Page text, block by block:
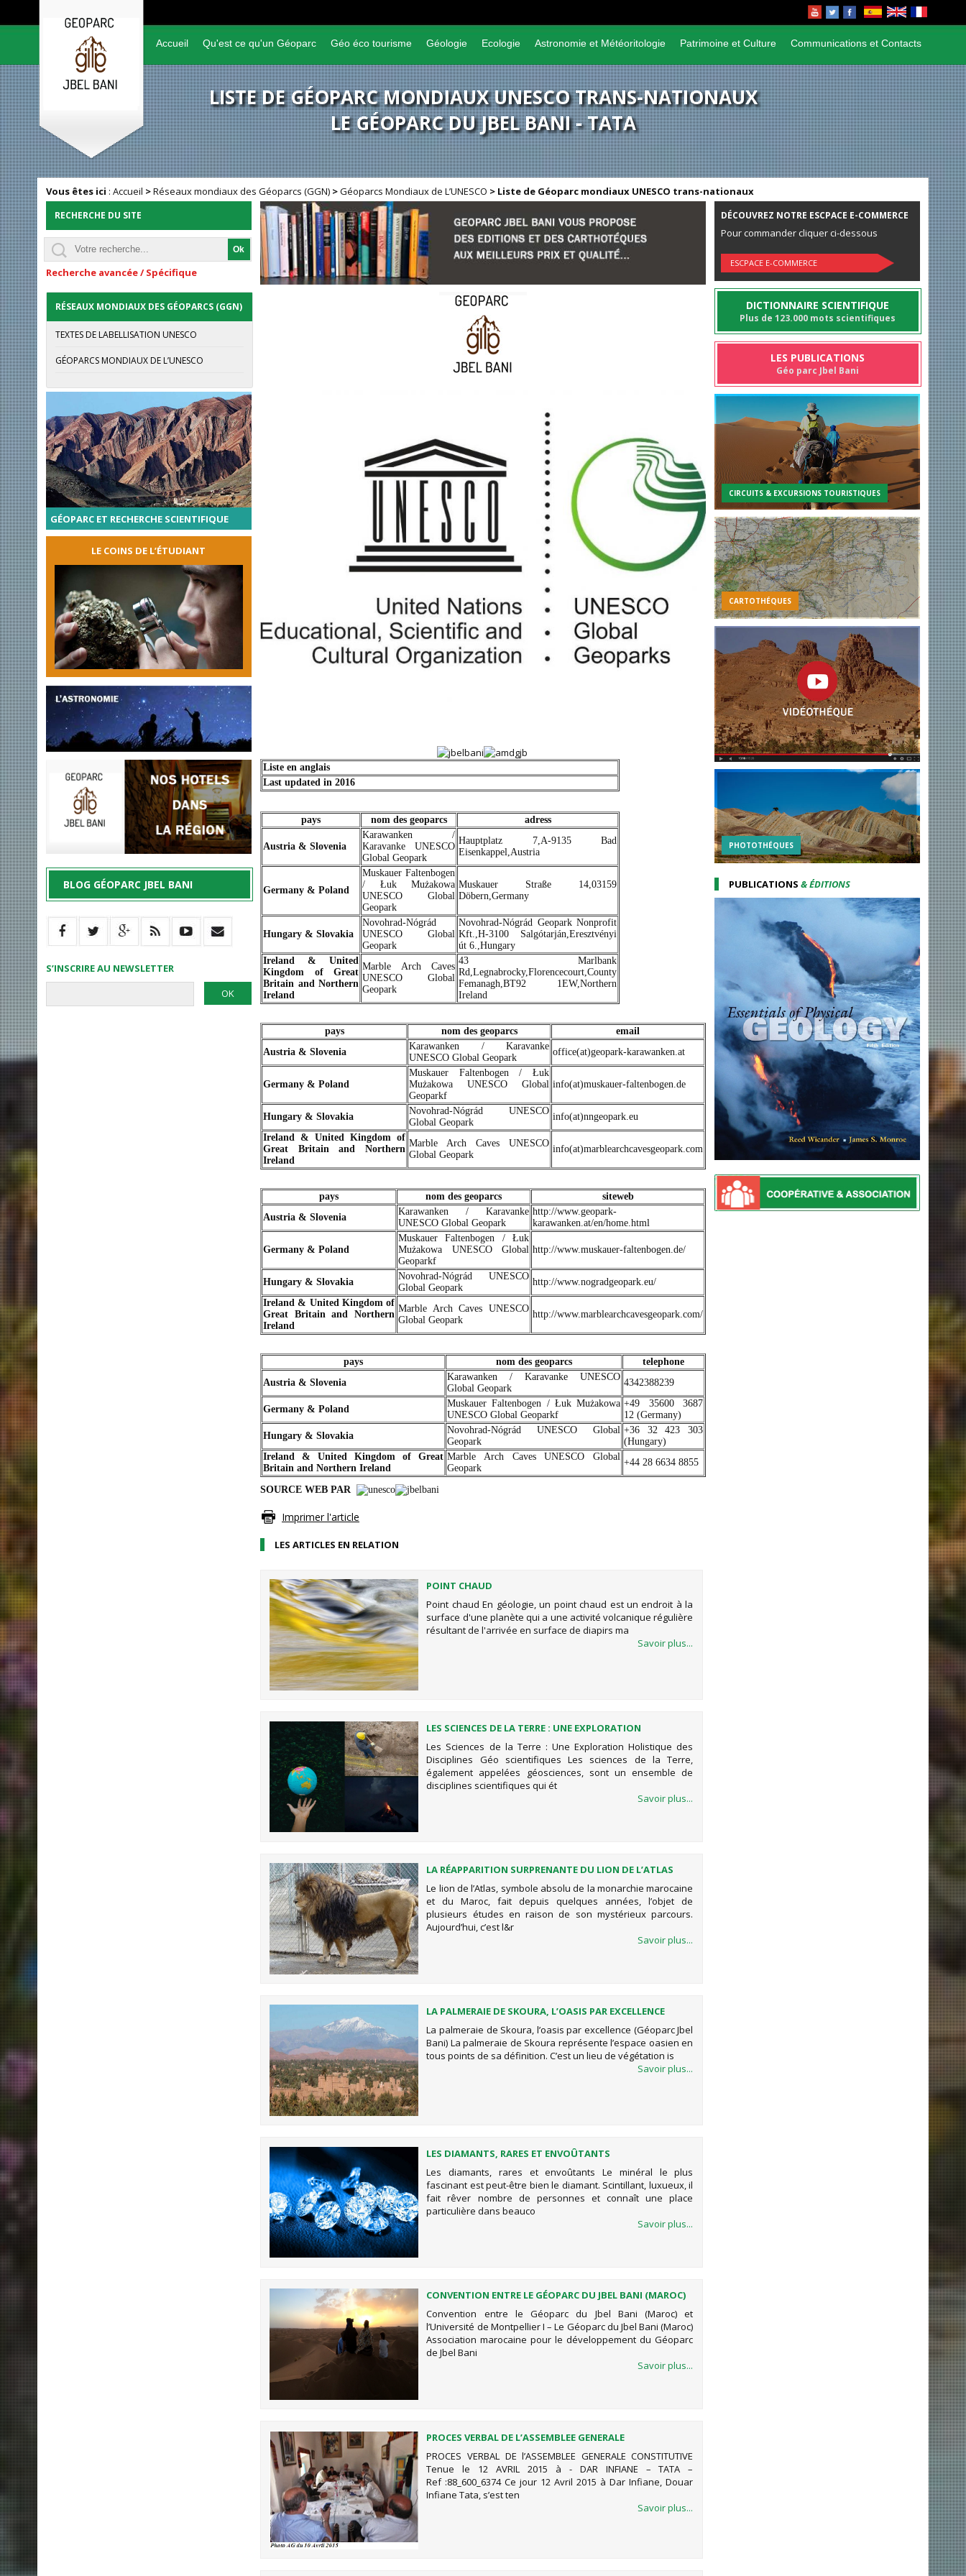
Accueil Qu'est ce qu'un Géoparc Géo éco tourisme Géologie Ecologie Astronomie et Météoritologie Patrimoine et Culture Communications et Contacts
LISTE DE GÉOPARC MONDIAUX UNESCO TRANS-NATIONAUX
LE GÉOPARC DU JBEL BANI - TATA
Vous êtes ici :Accueil >Réseaux mondiaux des Géoparcs (GGN) >Géoparcs Mondiaux de L’UNESCO > Liste de Géoparc mondiaux UNESCO trans-nationaux
Liste en anglais
Last updated in 2016
pays nom des geoparcs adress
Austria & Slovenia
Karawanken /
Karavanke UNESCO
Global Geopark
Hauptplatz 7,A-9135 Bad
Eisenkappel,Austria
Germany & Poland
Muskauer Faltenbogen
/ Łuk Mużakowa
UNESCO Global
Geopark
Muskauer Straße 14,03159
Döbern,Germany
Hungary & Slovakia
Novohrad-Nógrád
UNESCO Global
Geopark
Novohrad-Nógrád Geopark Nonprofit
Kft.,H-3100 Salgótarján,Eresztvényi
út 6.,Hungary
Ireland & United
Kingdom of Great
Britain and Northern
Ireland
Marble Arch Caves
UNESCO Global
Geopark
43 Marlbank
Rd,Legnabrocky,Florencecourt,County
Femanagh,BT92 1EW,Northern
Ireland
pays nom des geoparcs
email
Austria & Slovenia
Karawanken / Karavanke
UNESCO Global Geopark
office(at)geopark-karawanken.at
Germany & Poland
Muskauer Faltenbogen / Łuk
Mużakowa UNESCO Global
Geoparkf
info(at)muskauer-faltenbogen.de
Hungary & Slovakia
Novohrad-Nógrád UNESCO
Global Geopark
info(at)nngeopark.eu
Ireland & United Kingdom of
Great Britain and Northern
Ireland
Marble Arch Caves UNESCO
Global Geopark
info(at)marblearchcavesgeopark.com
pays nom des geoparcs
siteweb
Austria & Slovenia
Karawanken / Karavanke
UNESCO Global Geopark
http://www.geopark-
karawanken.at/en/home.html
Germany & Poland
Muskauer Faltenbogen / Łuk
Mużakowa UNESCO Global
Geoparkf
http://www.muskauer-faltenbogen.de/
Hungary & Slovakia
Novohrad-Nógrád UNESCO
Global Geopark
http://www.nogradgeopark.eu/
Ireland & United Kingdom of
Great Britain and Northern
Ireland
Marble Arch Caves UNESCO
Global Geopark
http://www.marblearchcavesgeopark.com/
pays nom des geoparcs
telephone
Austria & Slovenia
Karawanken / Karavanke UNESCO
Global Geopark
4342388239
Germany & Poland
Muskauer Faltenbogen / Łuk Mużakowa
UNESCO Global Geoparkf
+49 35600 3687
12 (Germany)
Hungary & Slovakia
Novohrad-Nógrád UNESCO Global
Geopark
+36 32 423 303
(Hungary)
Ireland & United Kingdom of Great
Britain and Northern Ireland
Marble Arch Caves UNESCO Global
Geopark
+44 28 6634 8855
SOURCE WEB PAR
Imprimer l'article
LES ARTICLES EN RELATION
POINT CHAUD
Point chaud En géologie, un point chaud est un endroit à la
surface d'une planète qui a une activité volcanique régulière
résultant de l'arrivée en surface de diapirs ma
Savoir plus...
LES SCIENCES DE LA TERRE : UNE EXPLORATION
HOLISTIQUE DES DISCIPLINES GÉO SCIENTIFIQUES
Les Sciences de la Terre : Une Exploration Holistique des
Disciplines Géo scientifiques Les sciences de la Terre,
également appelées géosciences, sont un ensemble de
disciplines scientifiques qui ét
Savoir plus...
LA RÉAPPARITION SURPRENANTE DU LION DE L’ATLAS
DURANT LES ANNÉES 70
Le lion de l’Atlas, symbole absolu de la monarchie marocaine
et du Maroc, fait depuis quelques années, l’objet de
plusieurs études en raison de son mystérieux parcours.
Aujourd’hui, c’est l&r
Savoir plus...
LA PALMERAIE DE SKOURA, L’OASIS PAR EXCELLENCE
(GÉOPARC JBEL BANI)
La palmeraie de Skoura, l’oasis par excellence (Géoparc Jbel
Bani) La palmeraie de Skoura représente l’espace oasien en
tous points de sa définition. C’est un lieu de végétation is
Savoir plus...
LES DIAMANTS, RARES ET ENVOÛTANTS
Les diamants, rares et envoûtants Le minéral le plus
fascinant est peut-être bien le diamant. Scintillant, luxueux, il
fait rêver nombre de personnes et connaît une place
particulière dans beauco
Savoir plus...
CONVENTION ENTRE LE GÉOPARC DU JBEL BANI (MAROC)
ET L’UNIVERSITÉ DE MONTPELLIER
Convention entre le Géoparc du Jbel Bani (Maroc) et
l’Université de Montpellier I – Le Géoparc du Jbel Bani (Maroc)
Association marocaine pour le développement du Géoparc
de Jbel Bani
Savoir plus...
PROCES VERBAL DE L’ASSEMBLEE GENERALE
PROCES VERBAL DE l’ASSEMBLEE GENERALE CONSTITUTIVE
Tenue le 12 AVRIL 2015 à - DAR INFIANE – TATA –
Ref :88_600_6374 Ce jour 12 Avril 2015 à Dar Infiane, Douar
Infiane Tata, s’est ten
Savoir plus...
RECHERCHE DU SITE
Recherche avancée / Spécifique
RÉSEAUX MONDIAUX DES GÉOPARCS (GGN)
TEXTES DE LABELLISATION UNESCO
GÉOPARCS MONDIAUX DE L’UNESCO
GÉOPARC ET RECHERCHE SCIENTIFIQUE
LE COINS DE L’ÉTUDIANT
BLOG GÉOPARC JBEL BANI
S’INSCRIRE AU NEWSLETTER
DÉCOUVREZ NOTRE ESCPACE E-COMMERCE
Pour commander cliquer ci-dessous
ESCPACE E-COMMERCE
DICTIONNAIRE SCIENTIFIQUE
Plus de 123.000 mots scientifiques
LES PUBLICATIONS
Géo parc Jbel Bani
CIRCUITS & EXCURSIONS TOURISTIQUES
CARTOTHÉQUES
PHOTOTHÉQUES
PUBLICATIONS& ÉDITIONS